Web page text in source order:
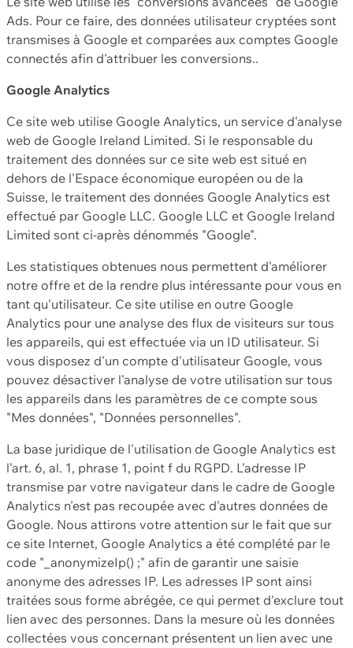
Ads. Pour ce faire, des données utilisateur cryptées sont
transmises à Google et comparées aux comptes Google
connectés afin d'attribuer les conversions..
Google Analytics
Ce site web utilise Google Analytics, un service d'analyse
web de Google Ireland Limited. Si le responsable du
traitement des données sur ce site web est situé en
dehors de l'Espace économique européen ou de la
Suisse, le traitement des données Google Analytics est
effectué par Google LLC. Google LLC et Google Ireland
Limited sont ci-après dénommés "Google".
Les statistiques obtenues nous permettent d'améliorer
notre offre et de la rendre plus intéressante pour vous en
tant qu'utilisateur. Ce site utilise en outre Google
Analytics pour une analyse des flux de visiteurs sur tous
les appareils, qui est effectuée via un ID utilisateur. Si
vous disposez d'un compte d'utilisateur Google, vous
pouvez désactiver l'analyse de votre utilisation sur tous
les appareils dans les paramètres de ce compte sous
"Mes données", "Données personnelles".
La base juridique de l'utilisation de Google Analytics est
l'art. 6, al. 1, phrase 1, point f du RGPD. L'adresse IP
transmise par votre navigateur dans le cadre de Google
Analytics n'est pas recoupée avec d'autres données de
Google. Nous attirons votre attention sur le fait que sur
ce site Internet, Google Analytics a été complété par le
code "_anonymizeIp() ;" afin de garantir une saisie
anonyme des adresses IP. Les adresses IP sont ainsi
traitées sous forme abrégée, ce qui permet d'exclure tout
lien avec des personnes. Dans la mesure où les données
collectées vous concernant présentent un lien avec une